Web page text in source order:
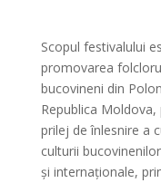
Scopul festivalului
promovarea
bucovineni din
Republica
prilej de înlesnire a
culturii
și internaționale,